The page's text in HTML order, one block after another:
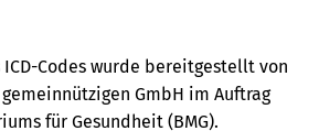
Codes wurde bereitgestellt von
gemeinnützigen GmbH im Auftrag
für Gesundheit (BMG).